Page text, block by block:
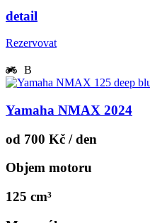
detail
Rezervovat
B
Yamaha NMAX 2024
od 700 Kč / den
Objem motoru
125 cm³